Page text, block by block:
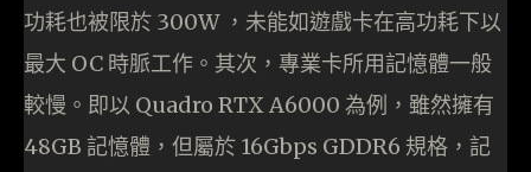
功耗也被限於 300W ，未能如遊戲卡在高功耗下以
最大 OC 時脈工作。其次，專業卡所用記憶體一般
較慢。即以 Quadro RTX A6000 為例，雖然擁有
48GB 記憶體，但屬於 16Gbps GDDR6 規格，記